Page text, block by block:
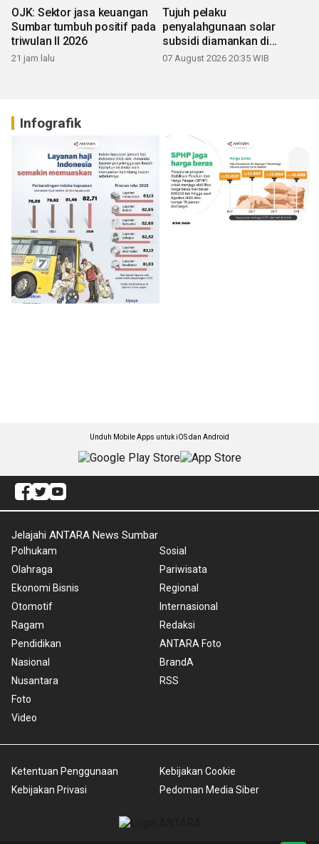
OJK: Sektor jasa keuangan
Sumbar tumbuh positif pada
triwulan II 2026
21 jam lalu
Tujuh pelaku
penyalahgunaan solar
subsidi diamankan di
Sumbar
07 August 2026 20:35 WIB
Infografik
Unduh Mobile Apps untuk iOS dan Android
Jelajahi ANTARA News Sumbar
Polhukam
Olahraga
Ekonomi Bisnis
Otomotif
Ragam
Pendidikan
Nasional
Nusantara
Foto
Video
Sosial
Pariwisata
Regional
Internasional
Redaksi
ANTARA Foto
BrandA
RSS
Ketentuan Penggunaan
Kebijakan Privasi
Kebijakan Cookie
Pedoman Media Siber